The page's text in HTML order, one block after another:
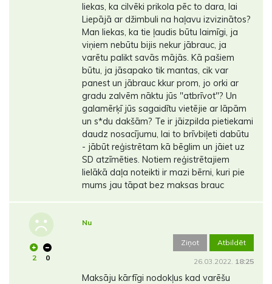
liekas, ka cilvēki prikola pēc to dara, lai
Liepājā ar džimbuli na haļavu izvizinātos?
Man liekas, ka tie ļaudis būtu laimīgi, ja
viņiem nebūtu bijis nekur jābrauc, ja
varētu palikt savās mājās. Kā pašiem
būtu, ja jāsapako tik mantas, cik var
panest un jābrauc kkur prom, jo orki ar
gradu zalvēm nāktu jūs "atbrīvot"? Un
galamērķī jūs sagaidītu vietējie ar lāpām
un s*du dakšām? Te ir jāizpilda pietiekami
daudz nosacījumu, lai to brīvbiļeti dabūtu
- jābūt reģistrētam kā bēglim un jāiet uz
SD atzīmēties. Notiem reģistrētajiem
lielākā daļa noteikti ir mazi bērni, kuri pie
mums jau tāpat bez maksas brauc
2 0
Nu
Ziņot Atbildēt
26.03.2022. 18:25
Maksāju kārfīgi nodokļus kad varēšu